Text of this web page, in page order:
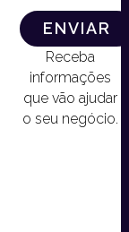
ENVIAR
Receba
informações
que vão ajudar
o seu negócio.